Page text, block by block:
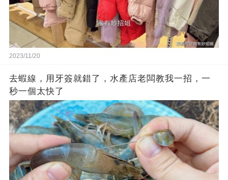
2023/11/20
去蝦線，用牙簽就錯了，水產店老闆教我一招，一
秒一個太快了